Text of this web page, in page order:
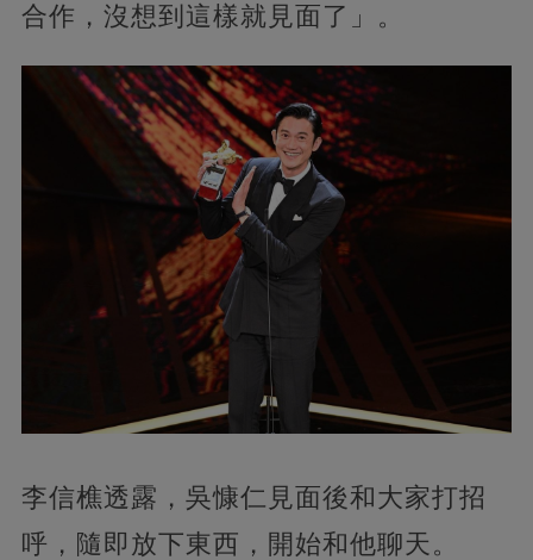
合作，沒想到這樣就見面了」。
李信樵透露，吳慷仁見面後和大家打招
呼，隨即放下東西，開始和他聊天。